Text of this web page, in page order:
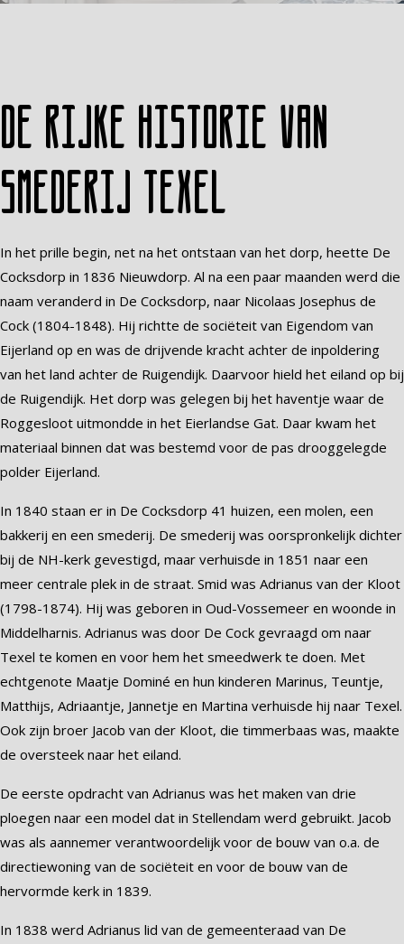
De rijke historie van
Smederij Texel
In het prille begin, net na het ontstaan van het dorp, heette De
Cocksdorp in 1836 Nieuwdorp. Al na een paar maanden werd die
naam veranderd in De Cocksdorp, naar Nicolaas Josephus de
Cock (1804-1848). Hij richtte de sociëteit van Eigendom van
Eijerland op en was de drijvende kracht achter de inpoldering
van het land achter de Ruigendijk. Daarvoor hield het eiland op bij
de Ruigendijk. Het dorp was gelegen bij het haventje waar de
Roggesloot uitmondde in het Eierlandse Gat. Daar kwam het
materiaal binnen dat was bestemd voor de pas drooggelegde
polder Eijerland.
In 1840 staan er in De Cocksdorp 41 huizen, een molen, een
bakkerij en een smederij. De smederij was oorspronkelijk dichter
bij de NH-kerk gevestigd, maar verhuisde in 1851 naar een
meer centrale plek in de straat. Smid was Adrianus van der Kloot
(1798-1874). Hij was geboren in Oud-Vossemeer en woonde in
Middelharnis. Adrianus was door De Cock gevraagd om naar
Texel te komen en voor hem het smeedwerk te doen. Met
echtgenote Maatje Dominé en hun kinderen Marinus, Teuntje,
Matthijs, Adriaantje, Jannetje en Martina verhuisde hij naar Texel.
Ook zijn broer Jacob van der Kloot, die timmerbaas was, maakte
de oversteek naar het eiland.
De eerste opdracht van Adrianus was het maken van drie
ploegen naar een model dat in Stellendam werd gebruikt. Jacob
was als aannemer verantwoordelijk voor de bouw van o.a. de
directiewoning van de sociëteit en voor de bouw van de
hervormde kerk in 1839.
In 1838 werd Adrianus lid van de gemeenteraad van De